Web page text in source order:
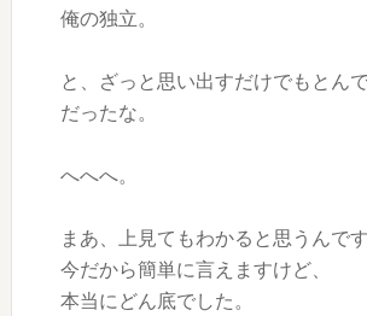
俺の独立。
と、ざっと思い出すだけでもとん
だったな。
へへへ。
まあ、上見てもわかると思うんです
今だから簡単に言えますけど、
本当にどん底でした。